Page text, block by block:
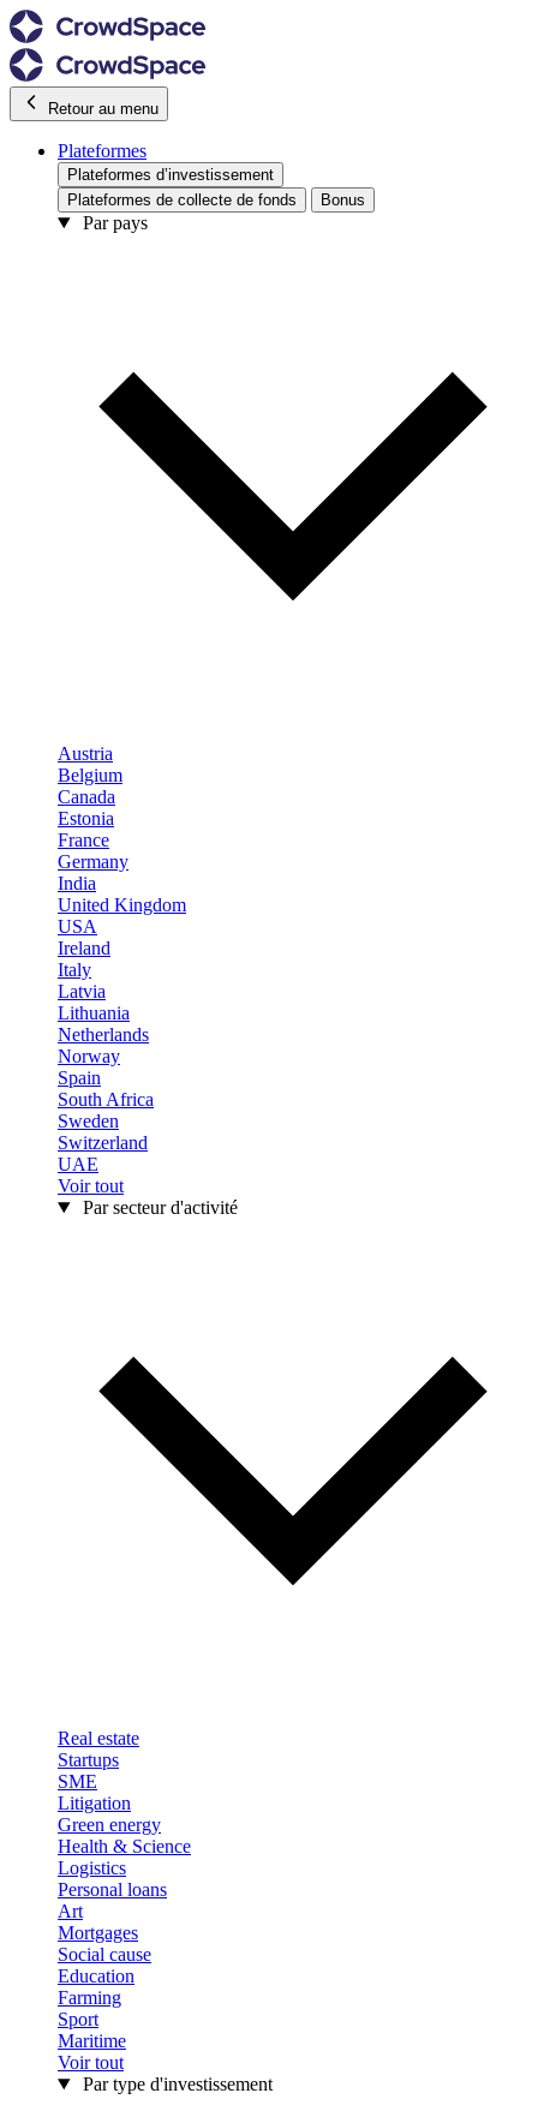
Retour au menu
Plateformes
Plateformes d’investissement
Plateformes de collecte de fonds
Bonus
Par pays
Austria
Belgium
Canada
Estonia
France
Germany
India
United Kingdom
USA
Ireland
Italy
Latvia
Lithuania
Netherlands
Norway
Spain
South Africa
Sweden
Switzerland
UAE
Voir tout
Par secteur d'activité
Real estate
Startups
SME
Litigation
Green energy
Health & Science
Logistics
Personal loans
Art
Mortgages
Social cause
Education
Farming
Sport
Maritime
Voir tout
Par type d'investissement